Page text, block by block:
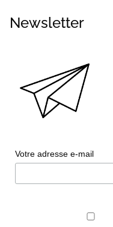
Newsletter
Votre adresse e-mail